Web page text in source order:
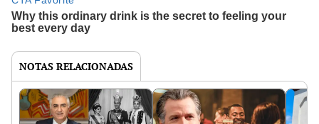
NOTAS RELACIONADAS